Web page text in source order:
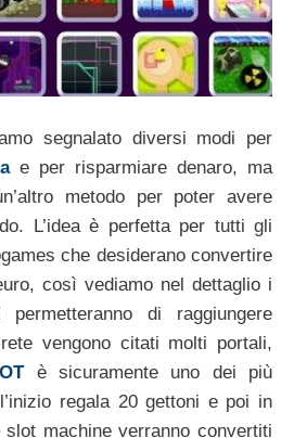
segnalato diversi modi per
e per risparmiare denaro, ma
metodo per poter avere
L’idea è perfetta per tutti gli
che desiderano convertire
così vediamo nel dettaglio i
di raggiungere
vengono citati molti portali,
è sicuramente uno dei più
regala 20 gettoni e poi in
machine verranno convertiti